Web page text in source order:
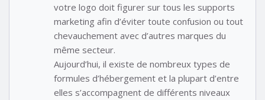
votre logo doit figurer sur tous les supports
marketing afin d’éviter toute confusion ou tout
chevauchement avec d’autres marques du
même secteur.
Aujourd’hui, il existe de nombreux types de
formules d’hébergement et la plupart d’entre
elles s’accompagnent de différents niveaux